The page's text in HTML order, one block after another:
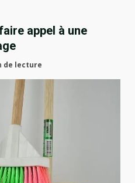
appel à une
de lecture